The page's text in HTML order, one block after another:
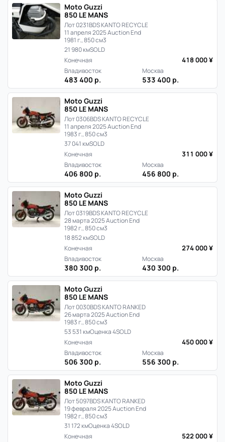
Moto Guzzi
850 LE MANS
Лот 0231BDS KANTO RECYCLE
11 апреля 2025 Auction End
1981 г., 850 см3
21 980 кмSOLD
Конечная
418 000 ¥
Владивосток
483 400 р.
Москва
533 400 р.
Moto Guzzi
850 LE MANS
Лот 0306BDS KANTO RECYCLE
11 апреля 2025 Auction End
1983 г., 850 см3
37 041 кмSOLD
Конечная
311 000 ¥
Владивосток
406 800 р.
Москва
456 800 р.
Moto Guzzi
850 LE MANS
Лот 0319BDS KANTO RECYCLE
28 марта 2025 Auction End
1982 г., 850 см3
18 852 кмSOLD
Конечная
274 000 ¥
Владивосток
380 300 р.
Москва
430 300 р.
Moto Guzzi
850 LE MANS
Лот 0030BDS KANTO RANKED
26 марта 2025 Auction End
1983 г., 850 см3
53 531 кмОценка 4SOLD
Конечная
450 000 ¥
Владивосток
506 300 р.
Москва
556 300 р.
Moto Guzzi
850 LE MANS
Лот 5097BDS KANTO RANKED
19 февраля 2025 Auction End
1982 г., 850 см3
31 172 кмОценка 4SOLD
Конечная
522 000 ¥